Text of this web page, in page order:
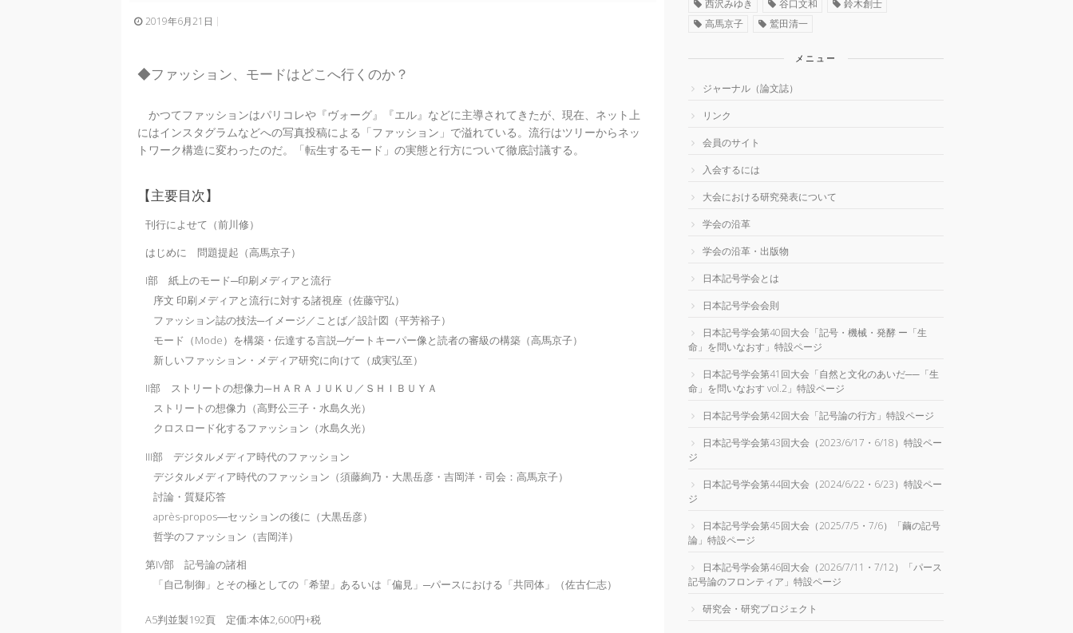
2019年6月21日
◆ファッション、モードはどこへ行くのか？
かつてファッションはパリコレや『ヴォーグ』『エル』などに主導されてきたが、現在、ネット上
にはインスタグラムなどへの写真投稿による「ファッション」で溢れている。流行はツリーからネッ
トワーク構造に変わったのだ。「転生するモード」の実態と行方について徹底討議する。
【主要目次】
刊行によせて（前川修）
はじめに 問題提起（高馬京子）
I部 紙上のモード─印刷メディアと流行
序文 印刷メディアと流行に対する諸視座（佐藤守弘）
ファッション誌の技法─イメージ／ことば／設計図（平芳裕子）
モード（Mode）を構築・伝達する言説─ゲートキーパー像と読者の審級の構築（高馬京子）
新しいファッション・メディア研究に向けて（成実弘至）
II部 ストリートの想像力─ＨＡＲＡＪＵＫＵ／ＳＨＩＢＵＹＡ
ストリートの想像力（高野公三子・水島久光）
クロスロード化するファッション（水島久光）
III部 デジタルメディア時代のファッション
デジタルメディア時代のファッション（須藤絢乃・大黒岳彦・吉岡洋・司会：高馬京子）
討論・質疑応答
après-propos―セッションの後に（大黒岳彦）
哲学のファッション（吉岡洋）
第IV部 記号論の諸相
「自己制御」とその極としての「希望」あるいは「偏見」─パースにおける「共同体」（佐古仁志）
A5判並製192頁 定価:本体2,600円+税
西沢みゆき
谷口文和
鈴木創士
高馬京子
鷲田清一
メニュー
ジャーナル（論文誌）
リンク
会員のサイト
入会するには
大会における研究発表について
学会の沿革
学会の沿革・出版物
日本記号学会とは
日本記号学会会則
日本記号学会第40回大会「記号・機械・発酵 ー「生
命」を問いなおす」特設ページ
日本記号学会第41回大会「自然と文化のあいだ──「生
命」を問いなおす vol.2」特設ページ
日本記号学会第42回大会「記号論の行方」特設ページ
日本記号学会第43回大会（2023/6/17・6/18）特設ペー
ジ
日本記号学会第44回大会（2024/6/22・6/23）特設ペー
ジ
日本記号学会第45回大会（2025/7/5・7/6）「繭の記号
論」特設ページ
日本記号学会第46回大会（2026/7/11・7/12）「パース
記号論のフロンティア」特設ページ
研究会・研究プロジェクト